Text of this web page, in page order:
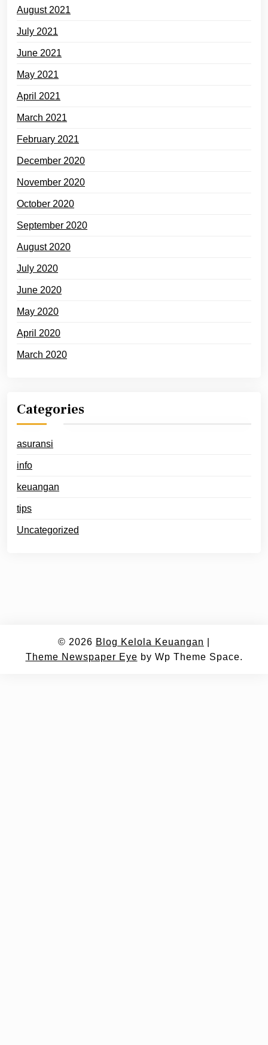
August 2021
July 2021
June 2021
May 2021
April 2021
March 2021
February 2021
December 2020
November 2020
October 2020
September 2020
August 2020
July 2020
June 2020
May 2020
April 2020
March 2020
Categories
asuransi
info
keuangan
tips
Uncategorized
© 2026 Blog Kelola Keuangan
Theme Newspaper Eye by Wp Theme Space.